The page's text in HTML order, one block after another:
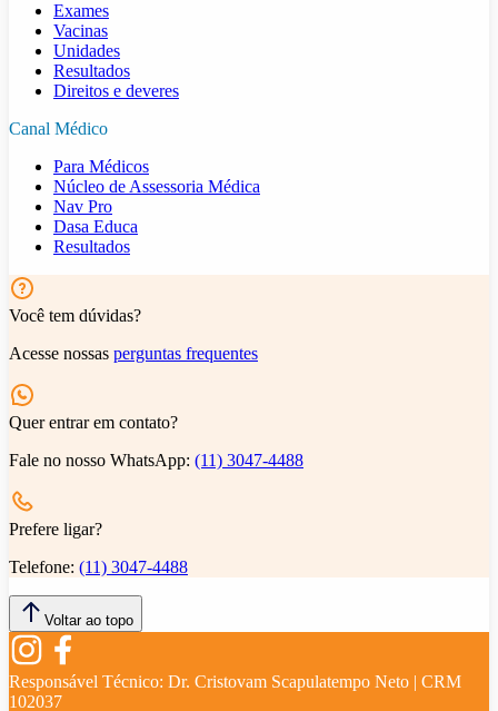
Exames
Vacinas
Unidades
Resultados
Direitos e deveres
Canal Médico
Para Médicos
Núcleo de Assessoria Médica
Nav Pro
Dasa Educa
Resultados
Você tem dúvidas?
Acesse nossas perguntas frequentes
Quer entrar em contato?
Fale no nosso WhatsApp: (11) 3047-4488
Prefere ligar?
Telefone: (11) 3047-4488
Voltar ao topo
Responsável Técnico: Dr. Cristovam Scapulatempo Neto | CRM
102037